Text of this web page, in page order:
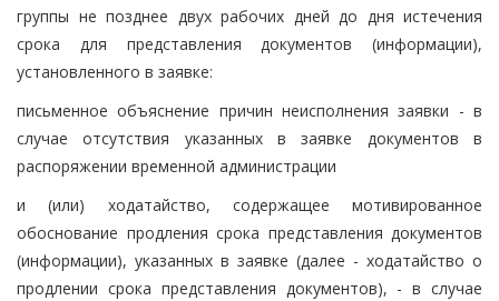
группы не позднее двух рабочих дней до дня истечения
срока для представления документов (информации),
установленного в заявке:
письменное объяснение причин неисполнения заявки - в
случае отсутствия указанных в заявке документов в
распоряжении временной администрации
и (или) ходатайство, содержащее мотивированное
обоснование продления срока представления документов
(информации), указанных в заявке (далее - ходатайство о
продлении срока представления документов), - в случае